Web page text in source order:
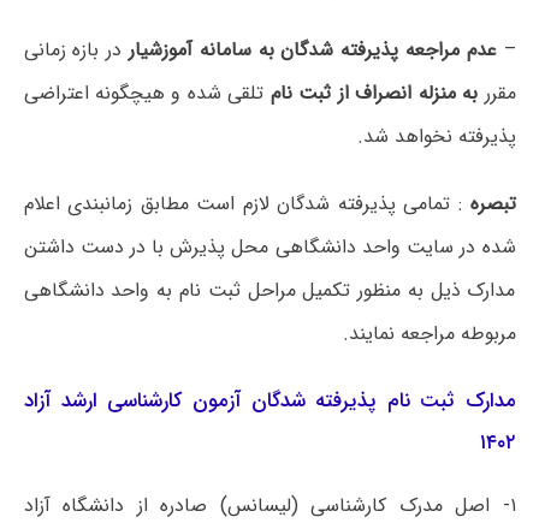
–عدم مراجعه پذیرفته شدگان به سامانه آموزشیاردر بازه زمانی
مقرر به منزله انصراف از ثبت نام تلقی شده و هیچگونه اعتراضی
پذیرفته نخواهد شد.
تبصره : تمامی پذیرفته شدگان لازم است مطابق زمانبندی اعلام
شده در سایت واحد دانشگاهی محل پذیرش با در دست داشتن
مدارک ذیل به منظور تکمیل مراحل ثبت نام به واحد دانشگاهی
مربوطه مراجعه نمایند.
مدارک ثبت نام پذیرفته‌ شدگان آزمون کارشناسی ارشد آزاد
۱۴۰۲
۱- اصل مدرک کارشناسی (لیسانس) صادره از دانشگاه آزاد